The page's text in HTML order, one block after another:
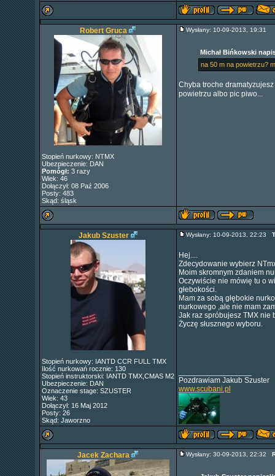
Robert Gruca
Stopień nurkowy: NTMX
Ubezpieczenie: DAN
Pomógł: 3 razy
Wiek: 46
Dołączył: 08 Paź 2006
Posty: 483
Skąd: śląsk
Wysłany: 10-09-2013, 19:31
Michał Bińkowski
na 50 m na powietrzu?
Chyba troche dramatyzujesz
powietrzu albo pic piwo...
Jakub Szuster
Stopień nurkowy: IANTD CCR FULL TMX
Ilość nurkowań rocznie: 130
Stopień instruktorski: IANTD TMX,CMAS M2
Ubezpieczenie: DAN
Oznaczenie stage: SZUSTER
Wiek: 43
Dołączył: 16 Maj 2012
Posty: 26
Skąd: Jaworzno
Wysłany: 10-09-2013, 22:23
Hej....
Zdecydowanie wybierz
Moim skromnym zdaniem
Oczywiście nie mówię tu o
głebokości.
Mam za sobą głębokie
nurkowego ,ale nie mam
Jak raz spróbujesz TMX nie
Życzę słusznego wyboru.
Pozdrawiam Jakub Szuster
www.scubani.pl
Jacek Zachara Wysłany: 30-09-2013, 22:32